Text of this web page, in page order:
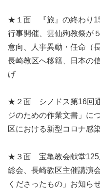
★１面 『旅』の終わり
行事開催、雲仙殉教祭が
意向、人事異動・任命（
長崎教区へ移籍、日本の
げ
★２面 シノドス第16回
ジのための作業文書」に
区における新型コロナ感
★３面 宝亀教会献堂125
総会、長崎教区主催講演
くださったもの」お知ら